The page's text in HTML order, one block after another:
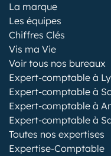
La marque
Les équipes
Chiffres Clés
Vis ma Vie
Voir tous nos bureaux
Expert-comptable à
Expert-comptable à
Expert-comptable à
Expert-comptable à
Toutes nos expertises
Expertise-Comptable